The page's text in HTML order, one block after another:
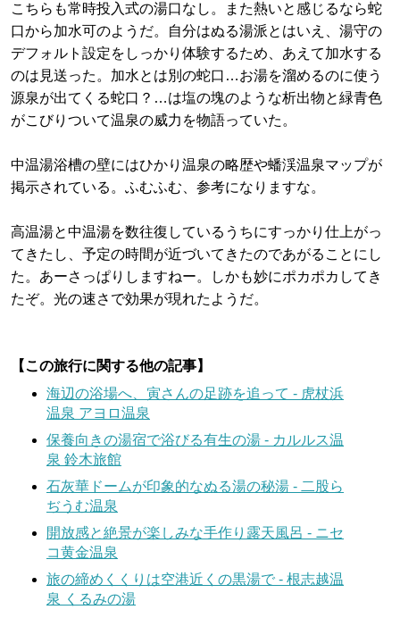
こちらも常時投入式の湯口なし。また熱いと感じるなら蛇
口から加水可のようだ。自分はぬる湯派とはいえ、湯守の
デフォルト設定をしっかり体験するため、あえて加水する
のは見送った。加水とは別の蛇口…お湯を溜めるのに使う
源泉が出てくる蛇口？…は塩の塊のような析出物と緑青色
がこびりついて温泉の威力を物語っていた。
中温湯浴槽の壁にはひかり温泉の略歴や蟠渓温泉マップが
掲示されている。ふむふむ、参考になりますな。
高温湯と中温湯を数往復しているうちにすっかり仕上がっ
てきたし、予定の時間が近づいてきたのであがることにし
た。あーさっぱりしますねー。しかも妙にポカポカしてき
たぞ。光の速さで効果が現れたようだ。
【この旅行に関する他の記事】
海辺の浴場へ、寅さんの足跡を追って - 虎杖浜
温泉 アヨロ温泉
保養向きの湯宿で浴びる有生の湯 - カルルス温
泉 鈴木旅館
石灰華ドームが印象的なぬる湯の秘湯 - 二股ら
ぢうむ温泉
開放感と絶景が楽しみな手作り露天風呂 - ニセ
コ黄金温泉
旅の締めくくりは空港近くの黒湯で - 根志越温
泉 くるみの湯